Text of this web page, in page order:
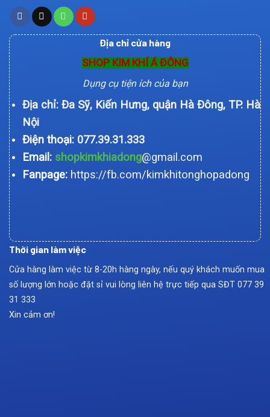
Địa chỉ cửa hàng
SHOP KIM KHÍ Á ĐÔNG
Dụng cụ tiện ích của bạn
Địa chỉ: Đa Sỹ, Kiến Hưng, quận Hà Đông, TP. Hà
Nội
Điện thoại: 077.39.31.333
Email:shopkimkhiadong@gmail.com
Fanpage: https://fb.com/kimkhitonghopadong
Thời gian làm việc
Cửa hàng làm việc từ 8-20h hàng ngày, nếu quý khách muốn mua
số lượng lớn hoặc đặt sỉ vui lòng liên hệ trực tiếp qua SĐT 077 39
31 333
Xin cảm ơn!